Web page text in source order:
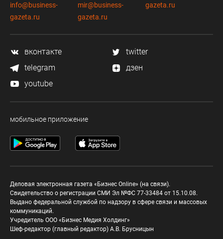
info@business-
gazeta.ru
mir@business-
gazeta.ru
gazeta.ru
вконтакте
twitter
telegram
дзен
youtube
мобильное приложение
Деловая электронная газета «Бизнес Online» (на связи).
Свидетельство о регистрации СМИ Эл №ФС 77-33484 от 15.10.08.
Выдано федеральной службой по надзору в сфере связи и массовых
коммуникаций.
Учредитель ООО «Бизнес Медия Холдинг»
Шеф-редактор (главный редактор) А.В. Брусницын